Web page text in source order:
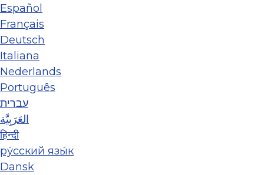
Español
Français
Deutsch
Italiana
Nederlands
Português
עברית
العَرَبِيَّة
हिन्दी
ру́сский язы́к
Dansk